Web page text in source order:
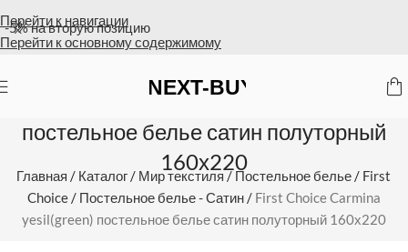
Перейти к навигации
Перейти к основному содержимому
Оплата на счет = бесплатная доставка
First Choice Carmina yesil(green)
постельное белье сатин полуторный
160х220
Главная / Каталог/ Мир текстиля/Постельное белье/ First
Choice/ Постельное белье - Сатин/ First Choice Carmina
yesil(green) постельное белье сатин полуторный 160х220